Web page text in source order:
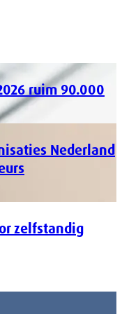
ruim 90.000
Nederland
zelfstandig